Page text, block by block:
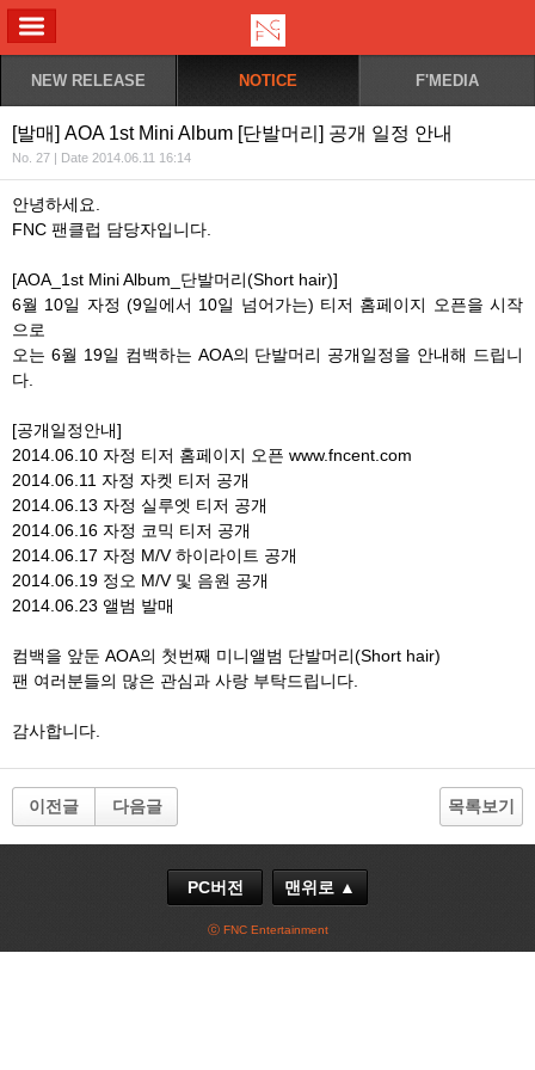
NEW RELEASE NOTICE F'MEDIA
[발매] AOA 1st Mini Album [단발머리] 공개 일정 안내
No. 27 | Date 2014.06.11 16:14
안녕하세요.
FNC 팬클럽 담당자입니다.
[AOA_1st Mini Album_단발머리(Short hair)]
6월 10일 자정 (9일에서 10일 넘어가는) 티저 홈페이지 오픈을 시작
으로
오는 6월 19일 컴백하는 AOA의 단발머리 공개일정을 안내해 드립니
다.
[공개일정안내]
2014.06.10 자정 티저 홈페이지 오픈 www.fncent.com
2014.06.11 자정 자켓 티저 공개
2014.06.13 자정 실루엣 티저 공개
2014.06.16 자정 코믹 티저 공개
2014.06.17 자정 M/V 하이라이트 공개
2014.06.19 정오 M/V 및 음원 공개
2014.06.23 앨범 발매
컴백을 앞둔 AOA의 첫번째 미니앨범 단발머리(Short hair)
팬 여러분들의 많은 관심과 사랑 부탁드립니다.
감사합니다.
이전글 다음글 목록보기
PC버전 맨위로 ▲
ⓒ FNC Entertainment